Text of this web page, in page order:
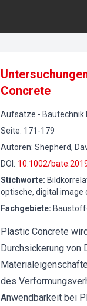
Concrete
Aufsätze - Bautechnik
Seite: 171-179
Autoren: Shepherd,
DOI : 10.1002/
Stichworte:
optische, digital
Fachgebiete:
Plastic Concrete
Durchsickerung von
des
Anwendbarkeit bei